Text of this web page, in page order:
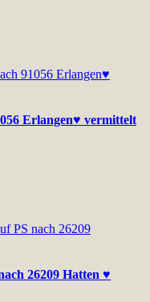
Erlangen♥ vermittelt
26209 Hatten ♥